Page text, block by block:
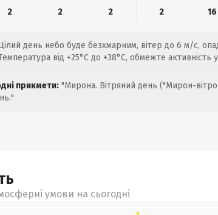
2 2 2 2 16
день небо буде безхмарним, вітер до 6 м/с,
від +25°C до +38°C, обмежте активність
прикмети: "Мирона. Вітряний день ("Мирон-
умови на сьогодні